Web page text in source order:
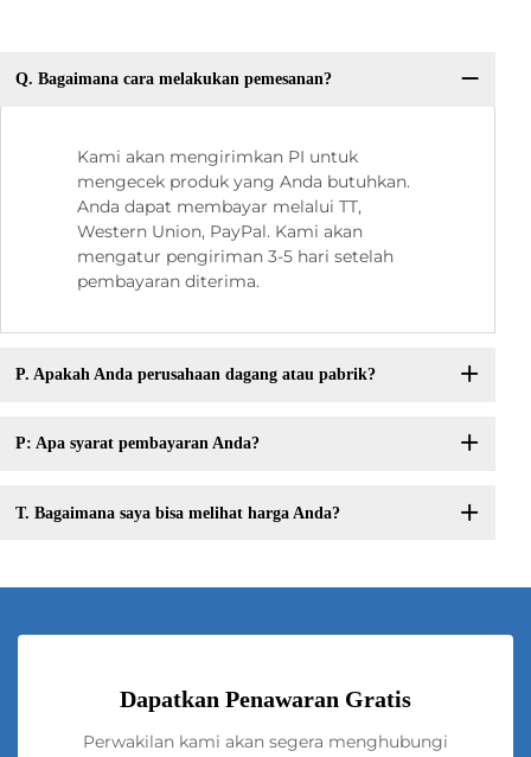
Q. Bagaimana cara melakukan pemesanan?
Kami akan mengirimkan PI untuk
mengecek produk yang Anda butuhkan.
Anda dapat membayar melalui TT,
Western Union, PayPal. Kami akan
mengatur pengiriman 3-5 hari setelah
pembayaran diterima.
P. Apakah Anda perusahaan dagang atau pabrik?
P: Apa syarat pembayaran Anda?
T. Bagaimana saya bisa melihat harga Anda?
Dapatkan Penawaran Gratis
Perwakilan kami akan segera menghubungi